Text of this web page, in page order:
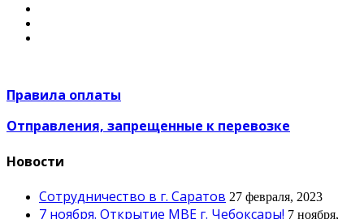
Правила оплаты
Отправления, запрещенные к перевозке
Новости
Сотрудничество в г. Саратов 27 февраля, 2023
7 ноября. Открытие МВЕ г. Чебоксары! 7 ноября,